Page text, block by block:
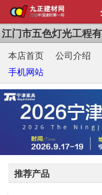
江门市五色灯光工程
本店首页 公司介绍
手机网站
推荐产品